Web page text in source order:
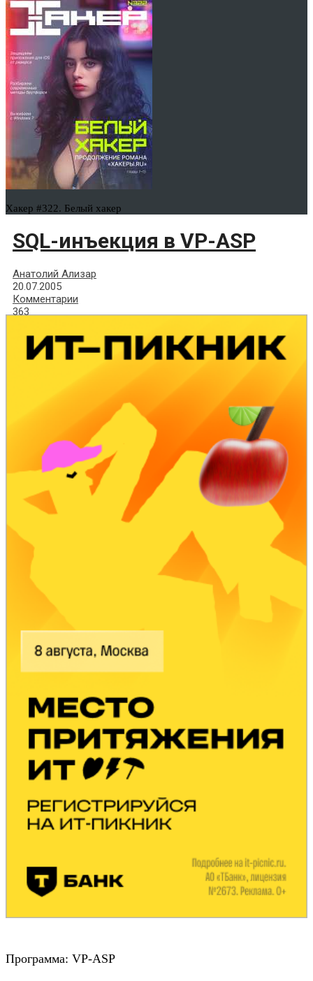
Хакер #322. Белый хакер
SQL-инъекция в VP-ASP
Анатолий Ализар
20.07.2005
Комментарии
363
Программа: VP-ASP